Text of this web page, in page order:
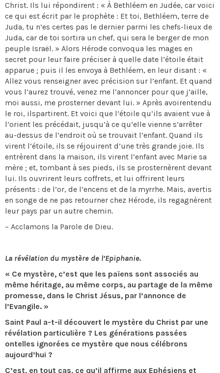
Christ. Ils lui répondirent : « À Bethléem en Judée, car voici
ce qui est écrit par le prophète : Et toi, Bethléem, terre de
Juda, tu n’es certes pas le dernier parmi les chefs-lieux de
Juda, car de toi sortira un chef, qui sera le berger de mon
peuple Israël. » Alors Hérode convoqua les mages en
secret pour leur faire préciser à quelle date l’étoile était
apparue ; puis il les envoya à Bethléem, en leur disant : «
Allez vous renseigner avec précision sur l’enfant. Et quand
vous l’aurez trouvé, venez me l’annoncer pour que j’aille,
moi aussi, me prosterner devant lui. » Après avoirentendu
le roi, ilspartirent. Et voici que l’étoile qu’ils avaient vue à
l’orient les précédait, jusqu’à ce qu’elle vienne s’arrêter
au-dessus de l’endroit où se trouvait l’enfant. Quand ils
virent l’étoile, ils se réjouirent d’une très grande joie. Ils
entrèrent dans la maison, ils virent l’enfant avec Marie sa
mère ; et, tombant à ses pieds, ils se prosternèrent devant
lui. Ils ouvrirent leurs coffrets, et lui offrirent leurs
présents : de l’or, de l’encens et de la myrrhe. Mais, avertis
en songe de ne pas retourner chez Hérode, ils regagnèrent
leur pays par un autre chemin.
– Acclamons la Parole de Dieu.
La révélation du mystère de l’Epiphanie.
« Ce mystère, c’est que les païens sont associés au
même héritage, au même corps, au partage de la même
promesse, dans le Christ Jésus, par l’annonce de
l’Evangile. »
Saint Paul a-t-il découvert le mystère du Christ par une
révélation particulière ? Les générations passées
ontelles ignorées ce mystère que nous célébrons
aujourd’hui ?
C’est, en tout cas, ce qu’il affirme aux Ephésiens et